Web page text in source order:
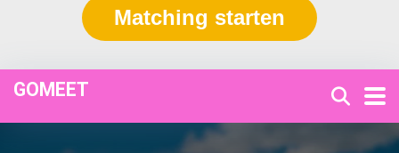
Matching starten
GOMEET